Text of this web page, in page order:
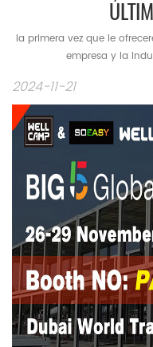
la primera vez que le
empresa y la
2024-11-21